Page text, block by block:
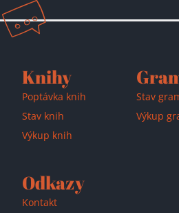
Knihy
Poptávka knih
Stav knih
Výkup knih
Stav
Výkup
Odkazy
Kontakt